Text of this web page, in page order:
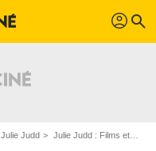
profil search
Julie Judd Julie Judd : Films et séries online